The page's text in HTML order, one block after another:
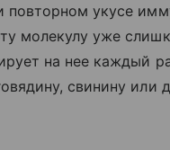
повторном укусе
молекулу уже
на нее каждый
свинину или